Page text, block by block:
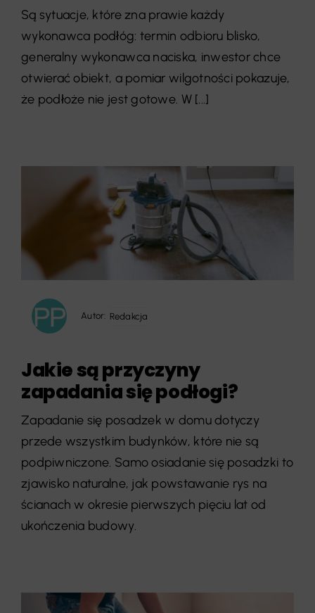
Są sytuacje, które zna prawie każdy
wykonawca podłóg: termin odbioru blisko,
generalny wykonawca naciska, inwestor chce
otwierać obiekt, a pomiar wilgotności pokazuje,
że podłoże nie jest gotowe. W [...]
Autor: Redakcja
Jakie są przyczyny
zapadania się podłogi?
Zapadanie się posadzek w domu dotyczy
przede wszystkim budynków, które nie są
podpiwniczone. Samo osiadanie się posadzki to
zjawisko naturalne, jak powstawanie rys na
ścianach w okresie pierwszych pięciu lat od
ukończenia budowy.